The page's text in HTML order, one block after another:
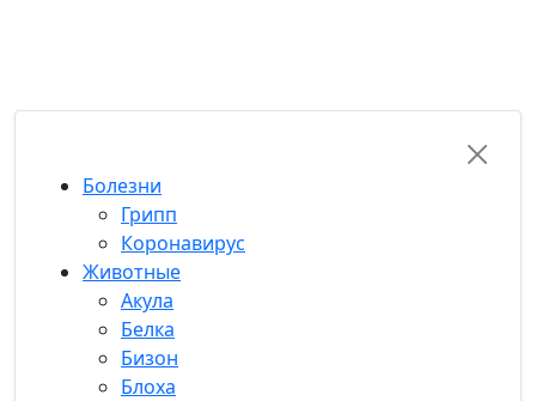
Болезни
Грипп
Коронавирус
Животные
Акула
Белка
Бизон
Блоха